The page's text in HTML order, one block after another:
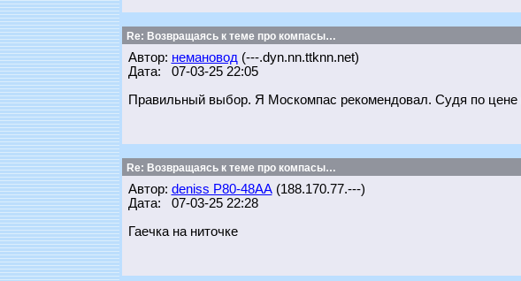
Re: Возвращаясь к теме про компасы…
Автор: немановод (---.dyn.nn.ttknn.net)
Дата: 07-03-25 22:05
Правильный выбор. Я Москомпас рекомендовал. Судя по цене
Re: Возвращаясь к теме про компасы…
Автор: deniss Р80-48АА(188.170.77.---)
Дата: 07-03-25 22:28
Гаечка на ниточке